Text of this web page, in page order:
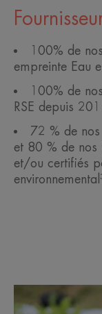
100% de
empreinte Eau
100% de
RSE depuis
72 % de nos
et 80 % de nos
et/ou certifiés